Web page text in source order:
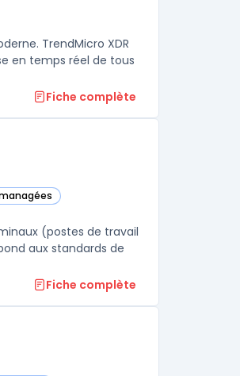
TrendMicro XDR
en temps réel de tous
Fiche complète
(postes de travail
aux standards de
Fiche complète